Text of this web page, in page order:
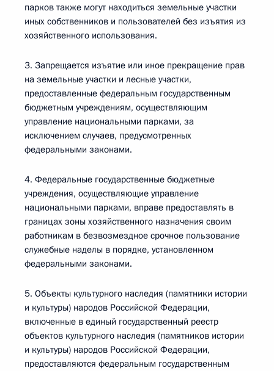
парков также могут находиться земельные участки
иных собственников и пользователей без изъятия из
хозяйственного использования.
3. Запрещается изъятие или иное прекращение прав
на земельные участки и лесные участки,
предоставленные федеральным государственным
бюджетным учреждениям, осуществляющим
управление национальными парками, за
исключением случаев, предусмотренных
федеральными законами.
4. Федеральные государственные бюджетные
учреждения, осуществляющие управление
национальными парками, вправе предоставлять в
границах зоны хозяйственного назначения своим
работникам в безвозмездное срочное пользование
служебные наделы в порядке, установленном
федеральными законами.
5. Объекты культурного наследия (памятники истории
и культуры) народов Российской Федерации,
включенные в единый государственный реестр
объектов культурного наследия (памятников истории
и культуры) народов Российской Федерации,
предоставляются федеральным государственным